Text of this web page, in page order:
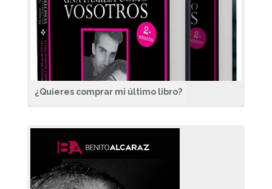
¿Quieres comprar mi último libro?